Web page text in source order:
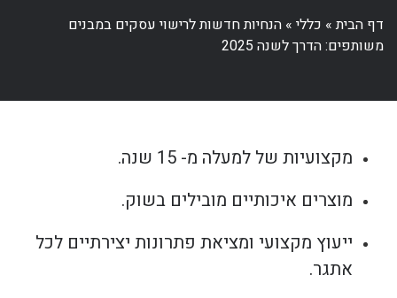
דף הבית» כללי» הנחיות חדשות לרישוי עסקים במבנים
משותפים: הדרך לשנה 2025
מקצועיות של למעלה מ- 15 שנה.
מוצרים איכותיים מובילים בשוק.
ייעוץ מקצועי ומציאת פתרונות יצירתיים לכל
אתגר.